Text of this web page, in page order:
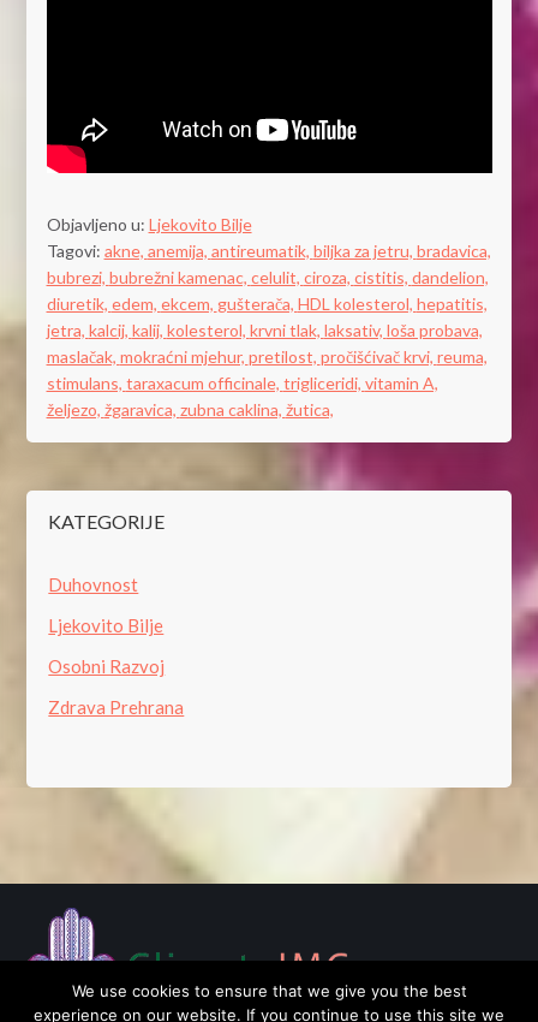
Objavljeno u: Ljekovito Bilje
Tagovi: akne, anemija, antireumatik, biljka za jetru, bradavica,
bubrezi, bubrežni kamenac, celulit, ciroza, cistitis, dandelion,
diuretik, edem, ekcem, gušterača, HDL kolesterol, hepatitis,
jetra, kalcij, kalij, kolesterol, krvni tlak, laksativ, loša probava,
maslačak, mokraćni mjehur, pretilost, pročišćivač krvi, reuma,
stimulans, taraxacum officinale, trigliceridi, vitamin A,
željezo, žgaravica, zubna caklina, žutica,
KATEGORIJE
Duhovnost
Ljekovito Bilje
Osobni Razvoj
Zdrava Prehrana
We use cookies to ensure that we give you the best
experience on our website. If you continue to use this site we